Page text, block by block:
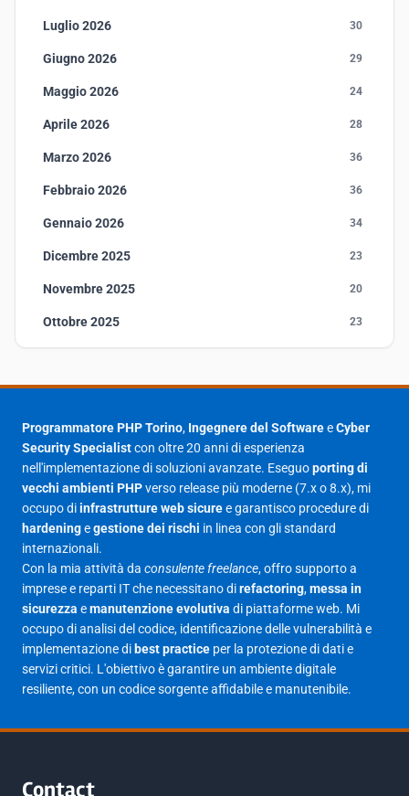
Luglio 2026 30
Giugno 2026 29
Maggio 2026 24
Aprile 2026 28
Marzo 2026 36
Febbraio 2026 36
Gennaio 2026 34
Dicembre 2025 23
Novembre 2025 20
Ottobre 2025 23
Agosto 2025 1
23
Giugno 2025
Maggio 2025 27
Aprile 2025
Marzo 2025
Febbraio 2025 17
Gennaio 2025
Giugno 2023
Maggio 2023
Agosto 2020
Programmatore PHP Torino, Ingegnere del SoftwareeCyber
Security Specialistcon oltre 20 anni di esperienza
nell'implementazione di soluzioni avanzate. Eseguoporting di
vecchi ambienti PHPverso release più moderne (7.x o 8.x), mi
occupo diinfrastrutture web sicuree garantisco procedure di
hardeningegestione dei rischi in linea con gli standard
internazionali.
Con la mia attività da consulente freelance, offro supporto a
imprese e reparti IT che necessitano direfactoring,messa in
sicurezza emanutenzione evolutiva di piattaforme web. Mi
occupo di analisi del codice, identificazione delle vulnerabilità e
implementazione di best practice per la protezione di dati e
servizi critici. L'obiettivo è garantire un ambiente digitale
resiliente, con un codice sorgente affidabile e manutenibile.
Contact